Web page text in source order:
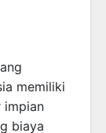
memiliki
impian
biaya